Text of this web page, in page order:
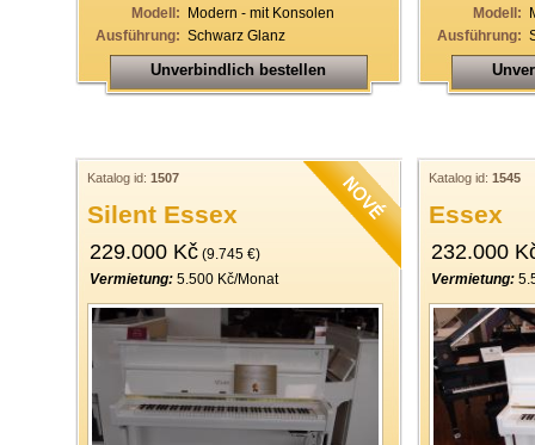
Modell: Modern - mit Konsolen
Ausführung: Schwarz Glanz
Unverbindlich bestellen
Modell:
Ausführung:
Katalog id: 1507
Silent Essex
229.000 Kč (9.745 €)
Vermietung: 5.500 Kč/Monat
Katalog id: 1545
Essex
232.000
Vermietung: